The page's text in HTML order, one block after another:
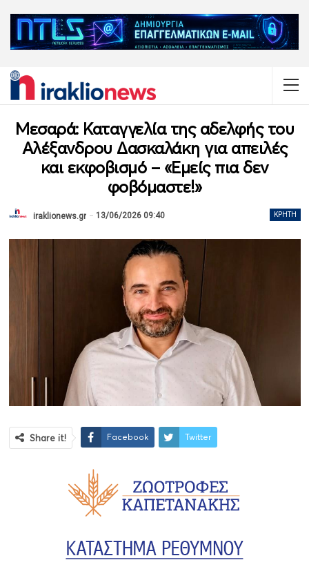
Μεσαρά: Καταγγελία της αδελφής του
Αλέξανδρου Δασκαλάκη για απειλές
και εκφοβισμό – «Εμείς πια δεν
φοβόμαστε!»
ΚΡΉΤΗ
iraklionews.gr 13/06/2026 09:40
Share it! Facebook Twitter